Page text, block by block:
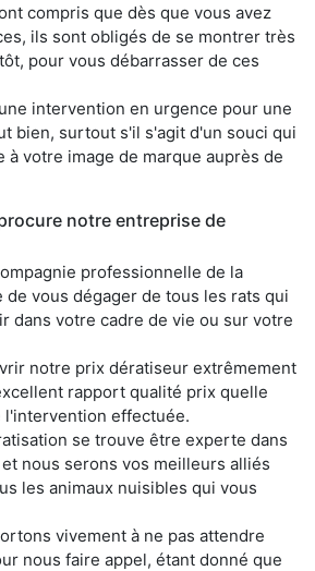
compris que dès que vous avez
ils sont obligés de se montrer très
pour vous débarrasser de ces
intervention en urgence pour une
bien, surtout s'il s'agit d'un souci qui
à votre image de marque auprès de
notre entreprise de
professionnelle de la
de vous dégager de tous les rats qui
dans votre cadre de vie ou sur votre
notre prix dératiseur extrêmement
rapport qualité prix quelle
l'intervention effectuée.
se trouve être experte dans
nous serons vos meilleurs alliés
les animaux nuisibles qui vous
vivement à ne pas attendre
nous faire appel, étant donné que